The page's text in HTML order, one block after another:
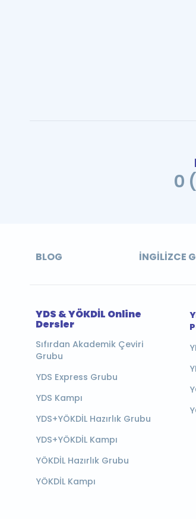
0
BLOG İNGILIZCE
YDS & YÖKDİL Online
Dersler
Sıfırdan Akademik Çeviri
Grubu
YDS Express Grubu
YDS Kampı
YDS+YÖKDİL Hazırlık Grubu
YDS+YÖKDİL Kampı
YÖKDİL Hazırlık Grubu
YÖKDİL Kampı